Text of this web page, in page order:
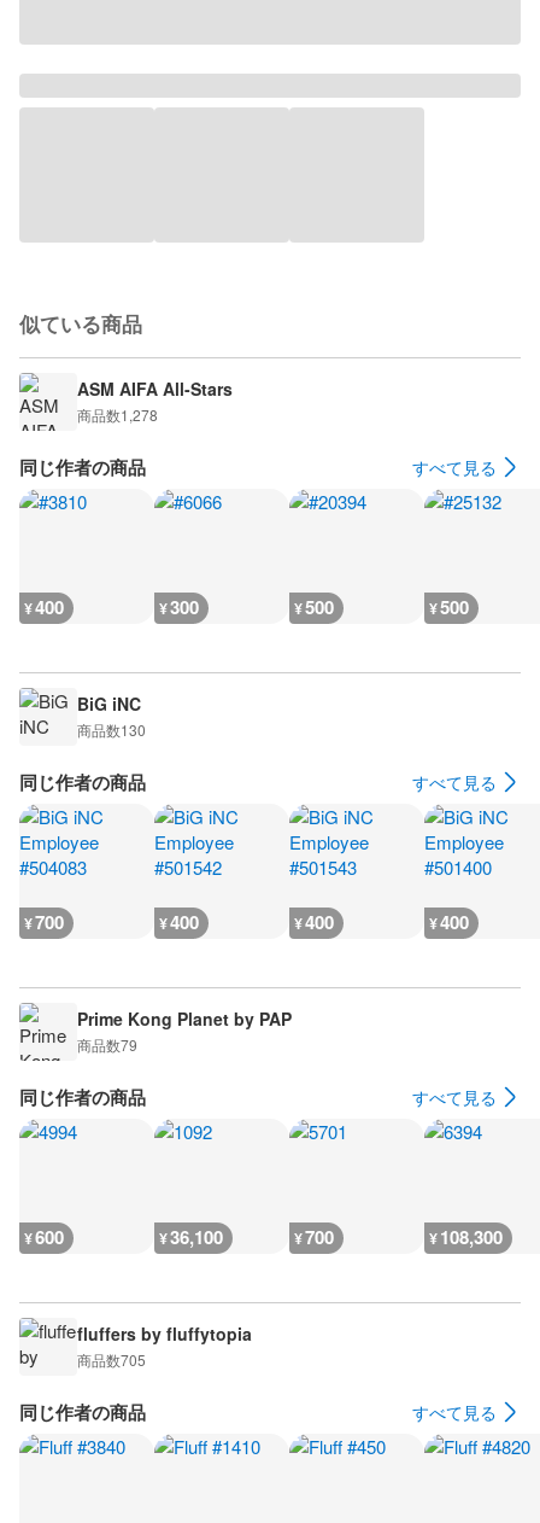
似ている商品
ASM AIFA All-Stars
商品数1,278
同じ作者の商品 すべて見る
¥400 ¥300 ¥500 ¥500
BiG iNC
商品数130
同じ作者の商品 すべて見る
¥700 ¥400 ¥400 ¥400
Prime Kong Planet by PAP
商品数79
同じ作者の商品 すべて見る
¥600 ¥36,100 ¥700 ¥108,300
fluffers by fluffytopia
商品数705
同じ作者の商品 すべて見る